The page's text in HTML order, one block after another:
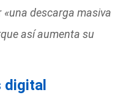
«una descarga masiva
así aumenta su
digital